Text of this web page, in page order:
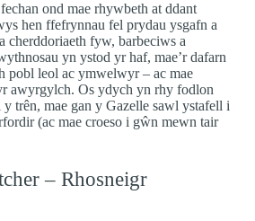
ond mae rhywbeth at ddant
hen ffefrynnau fel prydau ysgafn a
cherddoriaeth fyw, barbeciws a
yn ystod yr haf, mae’r dafarn
pobl leol ac ymwelwyr – ac mae
awyrgylch. Os ydych yn rhy fodlon
trên, mae gan y Gazelle sawl ystafell i
(ac mae croeso i gŵn mewn tair
– Rhosneigr